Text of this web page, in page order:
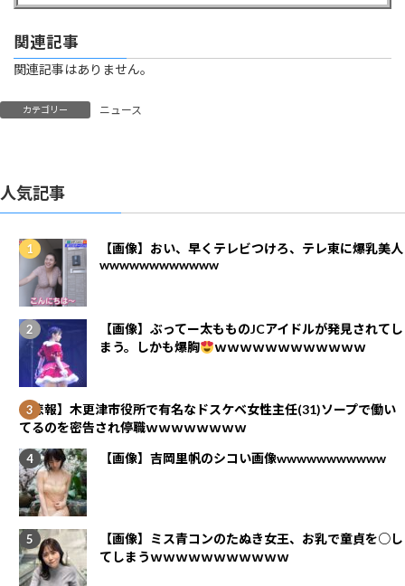
関連記事
関連記事はありません。
カテゴリー ニュース
人気記事
【画像】おい、早くテレビつけろ、テレ東に爆乳美人
wwwwwwwwwwww
【画像】ぶってー太もものJCアイドルが発見されてし
まう。しかも爆胸
ｗｗｗｗｗｗｗｗｗｗｗｗ
【悲報】木更津市役所で有名なドスケベ女性主任(31)ソープで働い
てるのを密告され停職ｗｗｗｗｗｗｗｗ
【画像】吉岡里帆のシコい画像wwwwwwwwwww
【画像】ミス青コンのたぬき女王、お乳で童貞を○し
てしまうｗｗｗｗｗｗｗｗｗｗｗ